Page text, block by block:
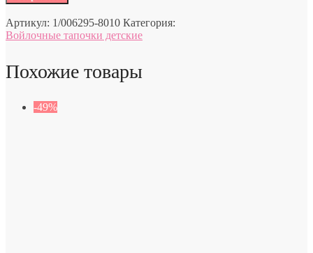
Артикул: 1/006295-8010 Категория:
Войлочные тапочки детские
Похожие товары
-49%